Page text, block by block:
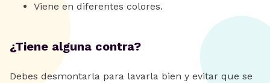
Viene en diferentes colores.
¿Tiene alguna contra?
Debes desmontarla para lavarla bien y evitar que se